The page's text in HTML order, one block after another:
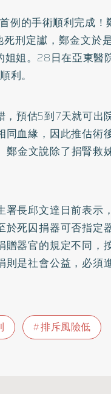
例的手術順利完成
刑定讞，鄭金文於
姐。28日在亞東醫
利。
預估5到7天就可出
血緣，因此推估術
鄭金文說除了捐腎救
長邱文達日前表示
死囚捐器可否指定
器官的規定不同，
是社會公益，必須
排斥風險低